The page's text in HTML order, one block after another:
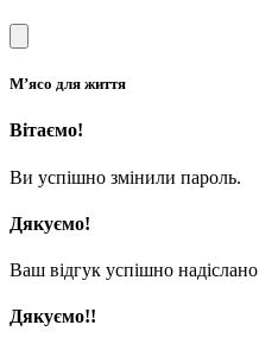
М’ясо для життя
Вітаємо!
Ви успішно змінили пароль.
Дякуємо!
Ваш відгук успішно надіслано
Дякуємо!!